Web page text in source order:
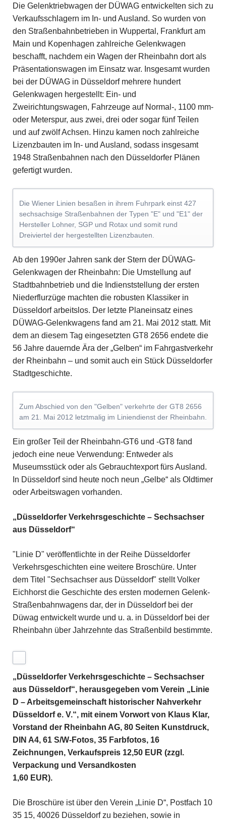
Die Gelenktriebwagen der DÜWAG entwickelten sich zu
Verkaufsschlagern im In- und Ausland. So wurden von
den Straßenbahnbetrieben in Wuppertal, Frankfurt am
Main und Kopenhagen zahlreiche Gelenkwagen
beschafft, nachdem ein Wagen der Rheinbahn dort als
Präsentationswagen im Einsatz war. Insgesamt wurden
bei der DÜWAG in Düsseldorf mehrere hundert
Gelenkwagen hergestellt: Ein- und
Zweirichtungswagen, Fahrzeuge auf Normal-, 1100 mm-
oder Meterspur, aus zwei, drei oder sogar fünf Teilen
und auf zwölf Achsen. Hinzu kamen noch zahlreiche
Lizenzbauten im In- und Ausland, sodass insgesamt
1948 Straßenbahnen nach den Düsseldorfer Plänen
gefertigt wurden.
Die Wiener Linien besaßen in ihrem Fuhrpark einst 427
sechsachsige Straßenbahnen der Typen "E" und "E1" der
Hersteller Lohner, SGP und Rotax und somit rund
Dreiviertel der hergestellten Lizenzbauten.
Ab den 1990er Jahren sank der Stern der DÜWAG-
Gelenkwagen der Rheinbahn: Die Umstellung auf
Stadtbahnbetrieb und die Indienststellung der ersten
Niederflurzüge machten die robusten Klassiker in
Düsseldorf arbeitslos. Der letzte Planeinsatz eines
DÜWAG-Gelenkwagens fand am 21. Mai 2012 statt. Mit
dem an diesem Tag eingesetzten GT8 2656 endete die
56 Jahre dauernde Ära der „Gelben“ im Fahrgastverkehr
der Rheinbahn – und somit auch ein Stück Düsseldorfer
Stadtgeschichte.
Zum Abschied von den "Gelben" verkehrte der GT8 2656
am 21. Mai 2012 letztmalig im Liniendienst der Rheinbahn.
Ein großer Teil der Rheinbahn-GT6 und -GT8 fand
jedoch eine neue Verwendung: Entweder als
Museumsstück oder als Gebrauchtexport fürs Ausland.
In Düsseldorf sind heute noch neun „Gelbe“ als Oldtimer
oder Arbeitswagen vorhanden.
„Düsseldorfer Verkehrsgeschichte – Sechsachser
aus Düsseldorf“
"Linie D" veröffentlichte in der Reihe Düsseldorfer
Verkehrsgeschichten eine weitere Broschüre. Unter
dem Titel "Sechsachser aus Düsseldorf" stellt Volker
Eichhorst die Geschichte des ersten modernen Gelenk-
Straßenbahnwagens dar, der in Düsseldorf bei der
Düwag entwickelt wurde und u. a. in Düsseldorf bei der
Rheinbahn über Jahrzehnte das Straßenbild bestimmte.
„Düsseldorfer Verkehrsgeschichte – Sechsachser
aus Düsseldorf“, herausgegeben vom Verein „Linie
D – Arbeitsgemeinschaft historischer Nahverkehr
Düsseldorf e. V.“, mit einem Vorwort von Klaus Klar,
Vorstand der Rheinbahn AG, 80 Seiten Kunstdruck,
DIN A4, 61 S/W-Fotos, 35 Farbfotos, 16
Zeichnungen, Verkaufspreis 12,50 EUR (zzgl.
Verpackung und Versandkosten
1,60 EUR).
Die Broschüre ist über den Verein „Linie D“, Postfach 10
35 15, 40026 Düsseldorf zu beziehen, sowie in